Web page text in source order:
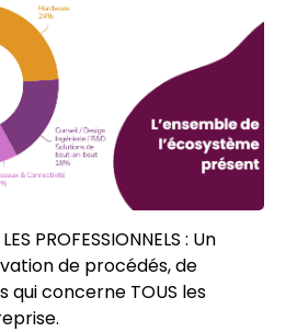
PROFESSIONNELS : Un
de procédés, de
qui concerne TOUS les